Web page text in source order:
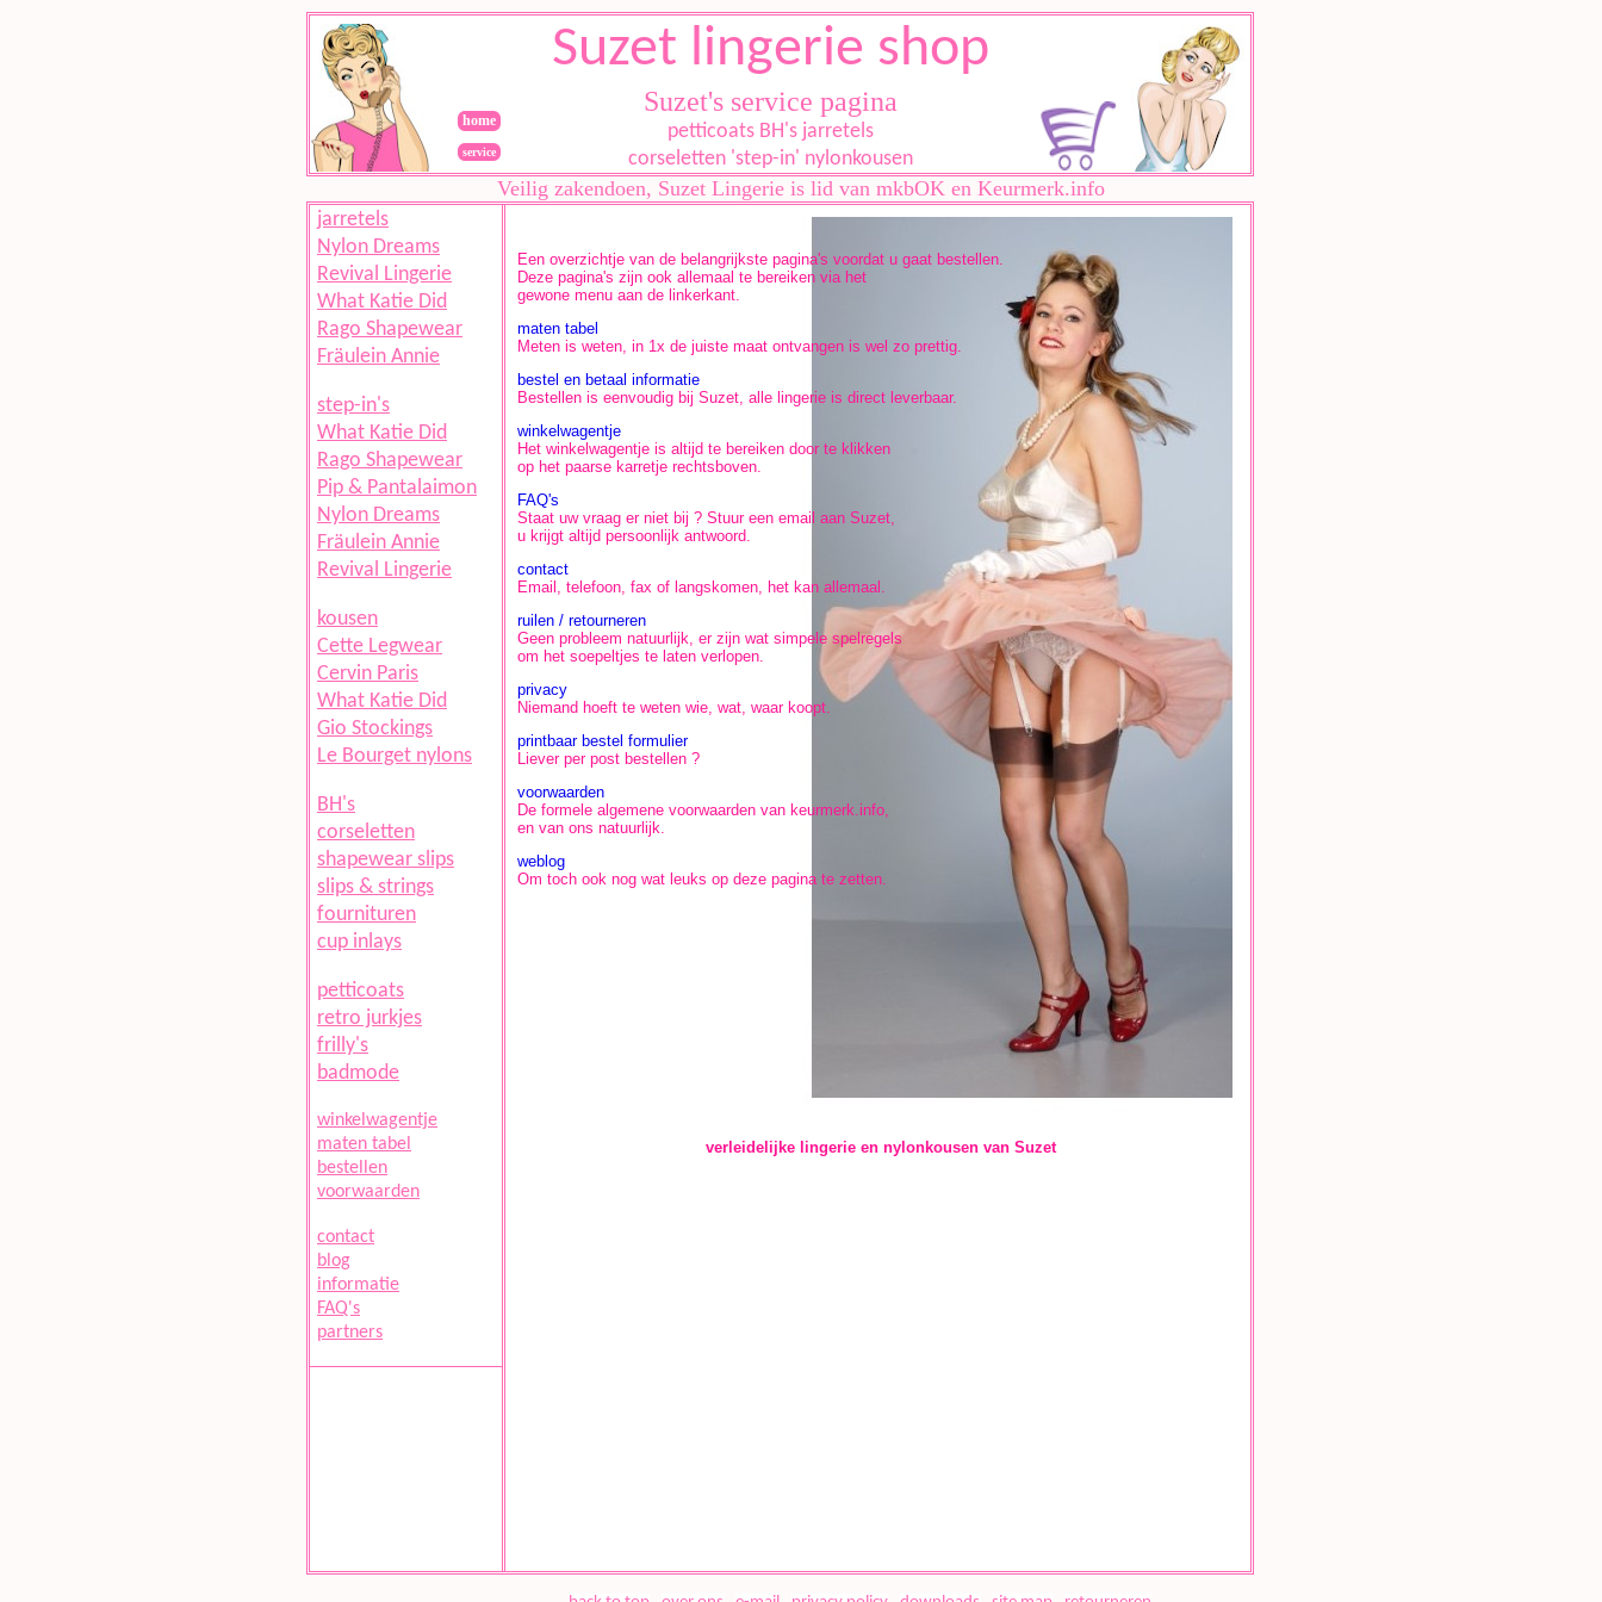
home
service
Suzet lingerie shop
Suzet's service pagina
petticoats BH's jarretels
corseletten 'step-in' nylonkousen
Veilig zakendoen, Suzet Lingerie is lid van mkbOK en Keurmerk.info
jarretels
Nylon Dreams
Revival Lingerie
What Katie Did
Rago Shapewear
Fräulein Annie
step-in's
What Katie Did
Rago Shapewear
Pip & Pantalaimon
Nylon Dreams
Fräulein Annie
Revival Lingerie
kousen
Cette Legwear
Cervin Paris
What Katie Did
Gio Stockings
Le Bourget nylons
BH's
corseletten
shapewear slips
slips & strings
fournituren
cup inlays
petticoats
retro jurkjes
frilly's
badmode
winkelwagentje
maten tabel
bestellen
voorwaarden
contact
blog
informatie
FAQ's
partners
Een overzichtje van de belangrijkste pagina's voordat u gaat bestellen.
Deze pagina's zijn ook allemaal te bereiken via het
gewone menu aan de linkerkant.
maten tabel
Meten is weten, in 1x de juiste maat ontvangen is wel zo prettig.
bestel en betaal informatie
Bestellen is eenvoudig bij Suzet, alle lingerie is direct leverbaar.
winkelwagentje
Het winkelwagentje is altijd te bereiken door te klikken
op het paarse karretje rechtsboven.
FAQ's
Staat uw vraag er niet bij ? Stuur een email aan Suzet,
u krijgt altijd persoonlijk antwoord.
contact
Email, telefoon, fax of langskomen, het kan allemaal.
ruilen / retourneren
Geen probleem natuurlijk, er zijn wat simpele spelregels
om het soepeltjes te laten verlopen.
privacy
Niemand hoeft te weten wie, wat, waar koopt.
printbaar bestel formulier
Liever per post bestellen ?
voorwaarden
De formele algemene voorwaarden van keurmerk.info,
en van ons natuurlijk.
weblog
Om toch ook nog wat leuks op deze pagina te zetten.
verleidelijke lingerie en nylonkousen van Suzet